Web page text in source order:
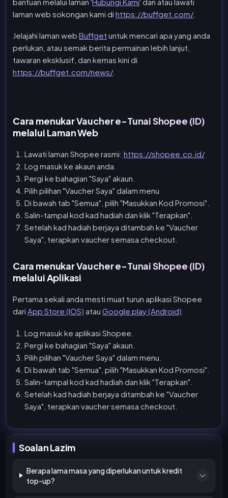
laman web sokongan kami di https://buffget.com/.
Jelajahi laman web Buffget untuk mencari apa yang anda
perlukan, atau semak berita permainan lebih lanjut,
tawaran eksklusif, dan kemas kini di
https://buffget.com/news/.
Cara menukar Vaucher e-Tunai Shopee (ID)
melalui Laman Web
Lawati laman Shopee rasmi: https://shopee.co.id/
Log masuk ke akaun anda.
Pergi ke bahagian "Saya" akaun.
Pilih pilihan "Vaucher Saya" dalam menu
Di bawah tab "Semua", pilih "Masukkan Kod Promosi".
Salin-tampal kod kad hadiah dan klik "Terapkan".
Setelah kad hadiah berjaya ditambah ke "Vaucher
Saya", terapkan vaucher semasa checkout.
Cara menukar Vaucher e-Tunai Shopee (ID)
melalui Aplikasi
Pertama sekali anda mesti muat turun aplikasi Shopee
dari App Store (IOS) atau Google play (Android)
Log masuk ke aplikasi Shopee.
Pergi ke bahagian "Saya" akaun.
Pilih pilihan "Vaucher Saya" dalam menu.
Di bawah tab "Semua", pilih "Masukkan Kod Promosi".
Salin-tampal kod kad hadiah dan klik "Terapkan".
Setelah kad hadiah berjaya ditambah ke "Vaucher
Saya", terapkan vaucher semasa checkout.
Soalan Lazim
Berapa lama masa yang diperlukan untuk kredit
top-up?